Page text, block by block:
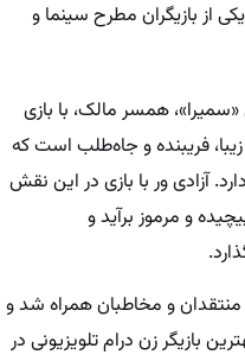
از بازیگران مطرح سینما و
همسر مالک، با بازی
فریبنده و جاه‌طلب است که
آزادی ور با بازی در این نقش
و مرموز برآید و
و مخاطبان همراه شد و
بازیگر زن درام تلویزیونی در